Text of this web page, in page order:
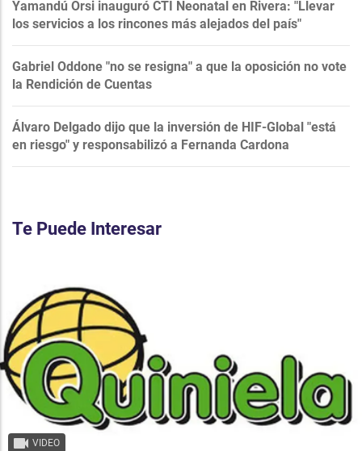
Yamandú Orsi inauguró CTI Neonatal en Rivera: "Llevar
los servicios a los rincones más alejados del país"
Gabriel Oddone "no se resigna" a que la oposición no vote
la Rendición de Cuentas
Álvaro Delgado dijo que la inversión de HIF-Global "está
en riesgo" y responsabilizó a Fernanda Cardona
Te Puede Interesar
VIDEO